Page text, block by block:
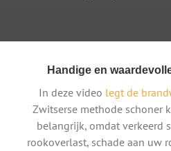
Handige en
In deze video legt de
Zwitserse methode schoner
belangrijk, omdat verkeerd
rookoverlast, schade aan uw